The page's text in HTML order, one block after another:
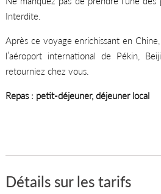
Interdite.
Après ce voyage enrichissant en
l’aéroport international de Pékin,
retourniez chez vous.
Repas : petit-déjeuner, déjeuner local
Détails sur les tarifs